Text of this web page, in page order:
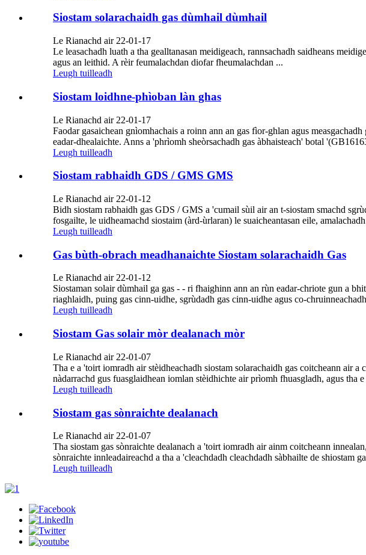
Siostam solarachaidh gas dùmhail dùmhail
Le Rianachd air 22-01-17
Le leasachadh luath a tha gealltanasan meidigeach, rannsachadh saidheans
agus an leithid. A rèir feumalachdan diofar fheumalachdan ...
Leugh tuilleadh
Siostam loidhne-phìoban làn ghas
Le Rianachd air 22-01-17
Faodar gasaichean gnìomhachais a roinn ann an gas fìor-ghlan agus
eadar-dhealaichte. Anns a 'phrìomh sheòrsachadh gas àbhaisteach' botal
Leugh tuilleadh
Siostam rabhaidh GDS / GMS GMS
Le Rianachd air 22-01-12
Bidh siostam rabhaidh gas GDS / GMS a 'cumail sùil air an t-siostam smachd
fosgailte, le uidheamachd siostaim (àrd-ùrlaran) le suaicheantasan eile,
Leugh tuilleadh
Gas bùth-obrach meadhanaichte Siostam solarachaidh Gas
Le Rianachd air 22-01-12
Siostaman solair dùmhail ga gas - - ri fhaighinn ann an rùn eadar-chriote gun a
riaghlaidh, puing gas cinn-uidhe, sgrùdadh gas cinn-uidhe agus co-
Leugh tuilleadh
Siostam Gas solair mòr dealanach mòr
Le Rianachd air 22-01-07
Tha e a 'toirt iomradh air stèidheachadh siostam solarachaidh gas coitcheann air
nàdarrachd gus fuasglaidhean iomlan stèidhichte air prìomh fhuasgladh, agus
Leugh tuilleadh
Siostam gas sònraichte dealanach
Le Rianachd air 22-01-07
Tha siostam gas sònraichte dealanach a 'toirt iomradh air ainm coitcheann
sònraichte innleadaireachd a tha a 'cleachdadh cleachdadh sàbhailte de shiostam
Leugh tuilleadh